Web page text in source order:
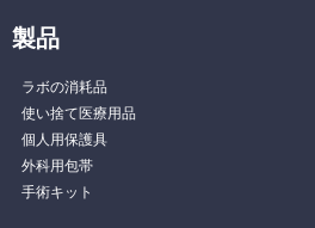
製品
ラボの消耗品
使い捨て医療用品
個人用保護具
外科用包帯
手術キット